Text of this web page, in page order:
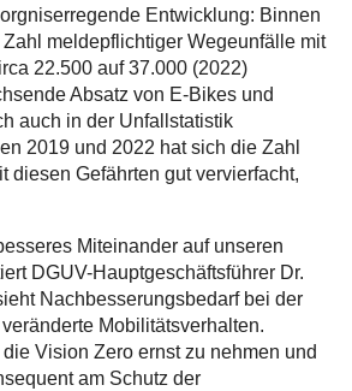
Entwicklung: Binnen
meldepflichtiger Wegeunfälle mit
22.500 auf 37.000 (2022)
Absatz von E-Bikes und
auch in der Unfallstatistik
2019 und 2022 hat sich die Zahl
diesen Gefährten gut vervierfacht,
Miteinander auf unseren
DGUV-Hauptgeschäftsführer Dr.
Nachbesserungsbedarf bei der
Mobilitätsverhalten.
Vision Zero ernst zu nehmen und
am Schutz der